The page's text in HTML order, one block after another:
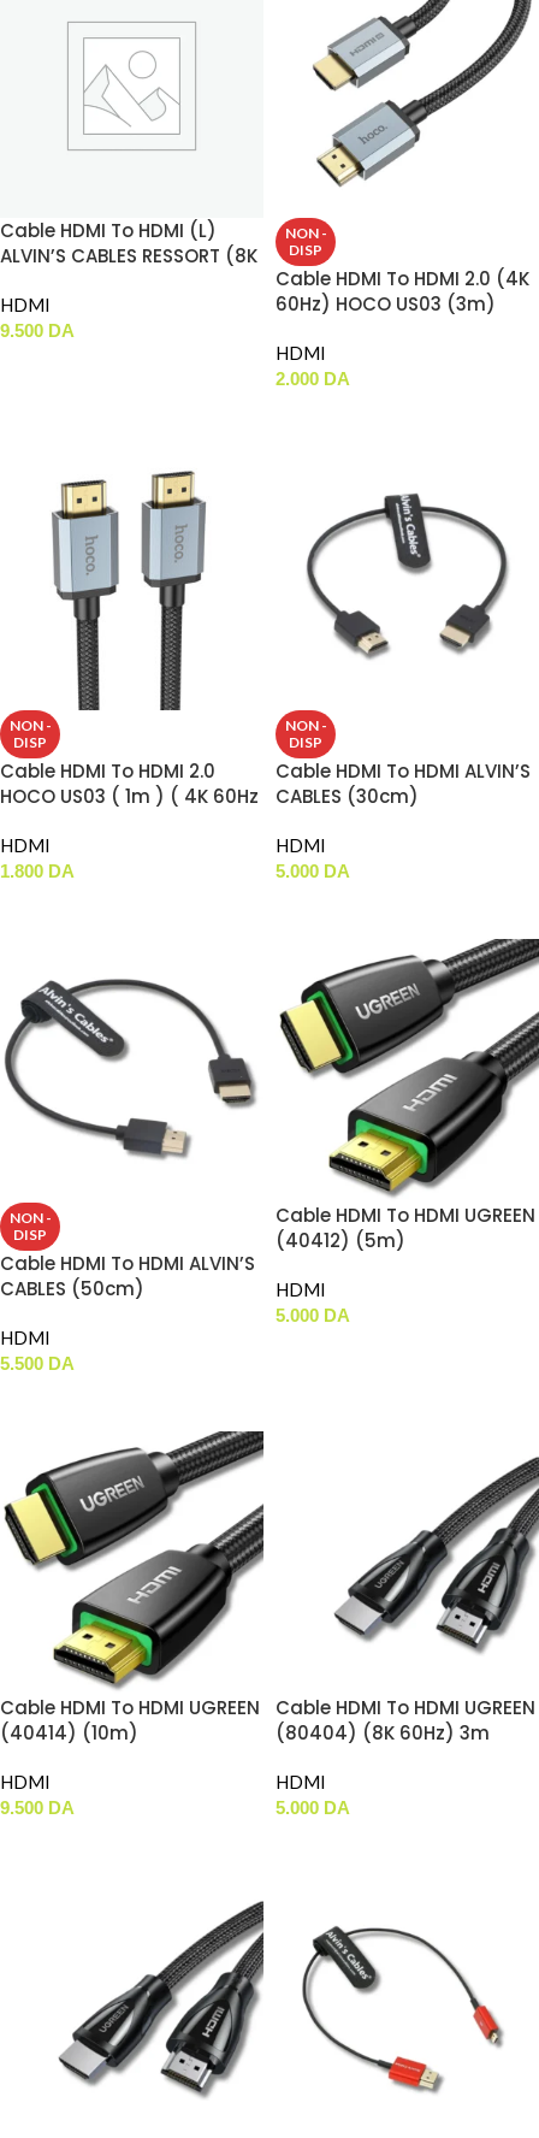
Cable HDMI To HDMI (L)
ALVIN’S CABLES RESSORT (8K
HDMI
9.500 DA
NON -
DISP
Cable HDMI To HDMI 2.0 (4K
60Hz) HOCO US03 (3m)
HDMI
2.000 DA
NON -
DISP
Cable HDMI To HDMI 2.0
HOCO US03 ( 1m ) ( 4K 60Hz
HDMI
1.800 DA
NON -
DISP
Cable HDMI To HDMI ALVIN’S
CABLES (30cm)
HDMI
5.000 DA
NON -
DISP
Cable HDMI To HDMI ALVIN’S
CABLES (50cm)
HDMI
5.500 DA
Cable HDMI To HDMI UGREEN
(40412) (5m)
HDMI
5.000 DA
Cable HDMI To HDMI UGREEN
(40414) (10m)
HDMI
9.500 DA
Cable HDMI To HDMI UGREEN
(80404) (8K 60Hz) 3m
HDMI
5.000 DA